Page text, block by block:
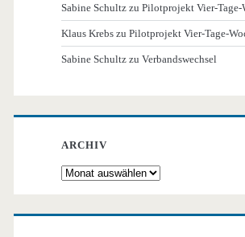
Sabine Schultz zuPilotprojekt Vier-Tage-
Klaus Krebs zuPilotprojekt Vier-Tage-
Sabine Schultz zuVerbandswechsel
ARCHIV
Archiv